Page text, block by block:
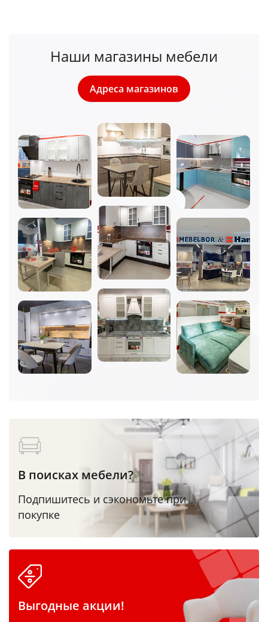
Наши магазины мебели
Адреса магазинов
В поисках мебели?
Подпишитесь и сэкономьте при
покупке
Выгодные акции!